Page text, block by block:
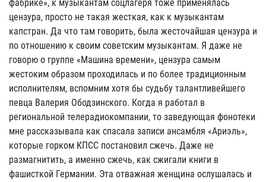
фабрике», к музыкантам соцлагеря тоже применялась
цензура, просто не такая жесткая, как к музыкантам
капстран. Да что там говорить, была жесточайшая цензура и
по отношению к своим советским музыкантам. Я даже не
говорю о группе «Машина времени», цензура самым
жестоким образом проходилась и по более традиционным
исполнителям, вспомним хотя бы судьбу талантливейшего
певца Валерия Ободзинского. Когда я работал в
региональной телерадиокомпании, то заведующая фонотеки
мне рассказывала как спасала записи ансамбля «Ариэль»,
которые горком КПСС постановил сжечь. Даже не
размагнитить, а именно сжечь, как сжигали книги в
фашисткой Германии. Эта отважная женщина ослушалась и